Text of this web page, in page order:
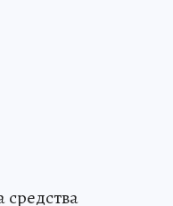
средства